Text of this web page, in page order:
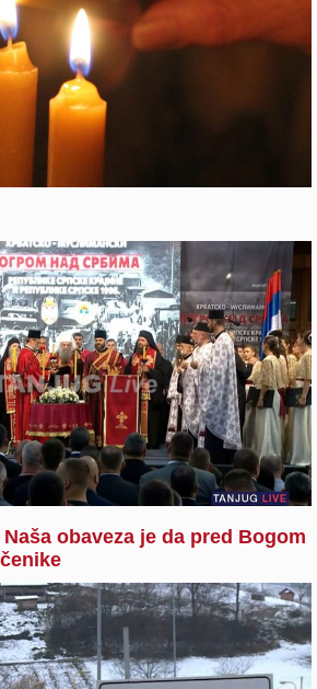
obaveza je da pred Bogom